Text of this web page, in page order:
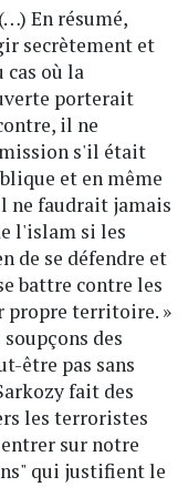
En résumé,
secrètement et
cas où la
porterait
il ne
s'il était
et en même
ne faudrait jamais
l'islam si les
de se défendre et
battre contre les
propre territoire. »
des
être pas sans
fait des
les terroristes
sur notre
qui justifient le